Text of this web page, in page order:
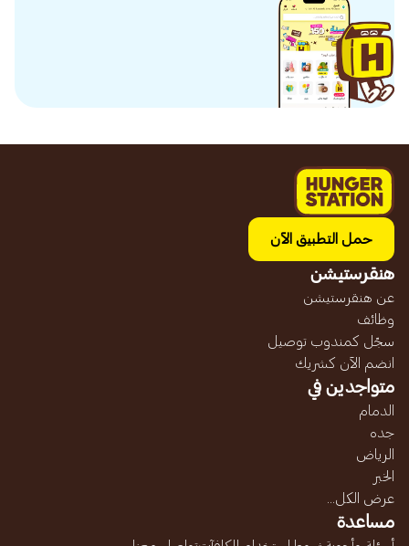
حمل التطبيق الآن
هنقرستيشن
عن هنقرستيشن
وظائف
سجّل كمندوب توصيل
انضم الآن كشريك
متواجدين في
الدمام
جده
الرياض
الخبر
عرض الكل...
مساعدة